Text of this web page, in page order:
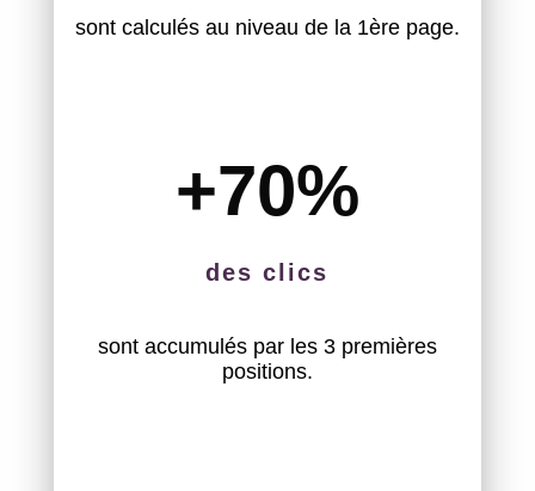
sont calculés au niveau de la 1ère page.
+70%
des clics
sont accumulés par les 3 premières
positions.